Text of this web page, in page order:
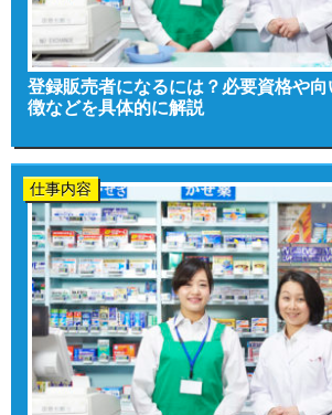
登録販売者になるには？必要資格や
徴などを具体的に解説
仕事内容